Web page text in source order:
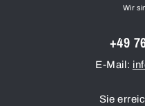
Wir
+49
E-Mail:
Sie